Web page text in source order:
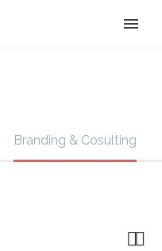
Branding & Cosulting
